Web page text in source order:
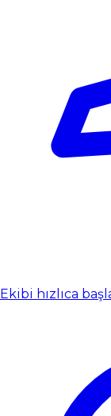
Ekibi hızlıca